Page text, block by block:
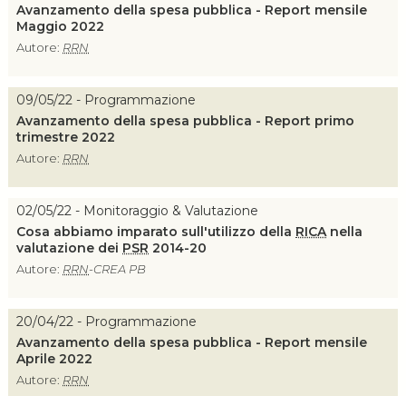
Avanzamento della spesa pubblica - Report mensile
Maggio 2022
Autore: RRN
09/05/22 - Programmazione
Avanzamento della spesa pubblica - Report primo
trimestre 2022
Autore: RRN
02/05/22 - Monitoraggio & Valutazione
Cosa abbiamo imparato sull'utilizzo della RICAnella
valutazione dei PSR 2014-20
Autore: RRN-CREA PB
20/04/22 - Programmazione
Avanzamento della spesa pubblica - Report mensile
Aprile 2022
Autore: RRN